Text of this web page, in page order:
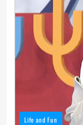
Life and Fun